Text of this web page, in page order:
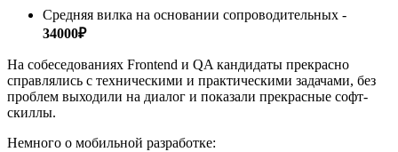
Средняя вилка на основании сопроводительных -
34000₽
На собеседованиях Frontend и QA кандидаты прекрасно
справлялись с техническими и практическими задачами, без
проблем выходили на диалог и показали прекрасные софт-
скиллы.
Немного о мобильной разработке: